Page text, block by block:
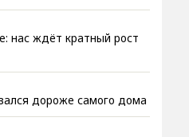
нас ждёт кратный рост
дороже самого дома